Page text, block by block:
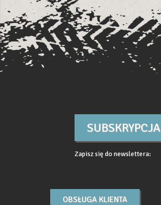
SUBSKRYPCJA
Zapisz się do newslettera:
OBSŁUGA KLIENTA